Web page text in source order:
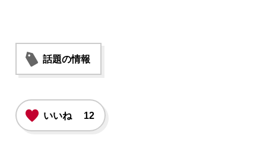
話題の情報
いいね 12